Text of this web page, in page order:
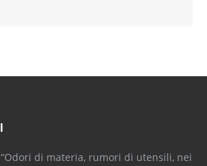
“Odori di materia, rumori di utensili, nei